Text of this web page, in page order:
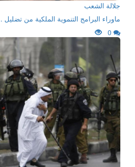
جلالة الشعب
ماوراء البرامج التنموية الملكية من تضليل ...
0